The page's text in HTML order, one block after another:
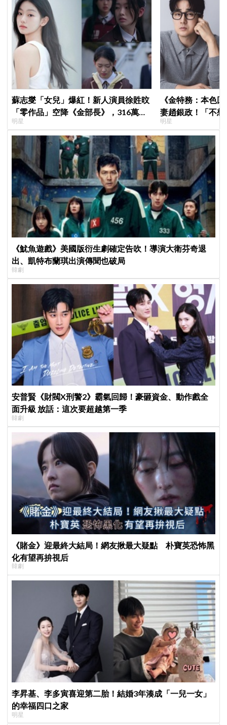
蘇志燮「女兒」爆紅！新人演員徐貹旼
「零作品」空降《金部長》，316萬舊
片被挖出網驚呆：星味藏不住！
明星
《金特務：本色
妻趙銀政！「不
一句話展現滿滿
明星
《魷魚遊戲》美國版衍生劇確定告吹！導演大衛芬奇退
出、凱特布蘭琪出演傳聞也破局
韓劇
安普賢《財閥X刑警2》霸氣回歸！豪砸資金、動作戲全
面升級 放話：這次要超越第一季
韓劇
《賭金》迎最終大結局！網友揪最大疑點 朴寶英恐怖黑
化有望再拚視后
韓劇
李昇基、李多寅喜迎第二胎！結婚3年湊成「一兒一女」
的幸福四口之家
明星